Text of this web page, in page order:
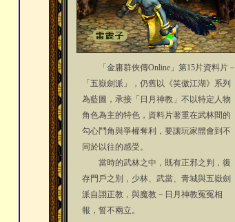
「金庸群俠傳Online」第15片資料片－
「五嶽劍派」，仍舊以《笑傲江湖》系列
為藍圖，承接「日月神教」不以特定人物
角色為主的特色，資料片著重在武林間的
勾心鬥角與爭權奪利，要讓玩家體會到不
同於以往的感受。
當時的武林之中，既有正邪之判，復
存門戶之別，少林、武當、青城與五嶽劍
派自詡正教，與魔教－日月神教冤冤相
報，誓不兩立。